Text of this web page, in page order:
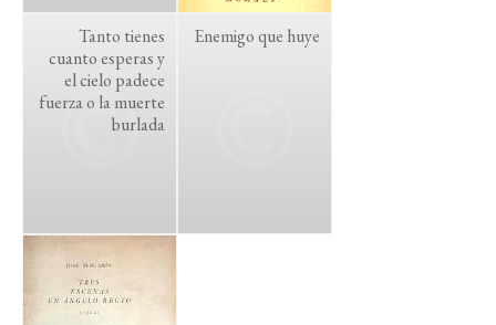
Tanto tienes
cuanto esperas y
el cielo padece
fuerza o la muerte
burlada
Enemigo que huye